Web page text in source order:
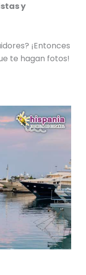
y
¡Entonces
te hagan fotos!